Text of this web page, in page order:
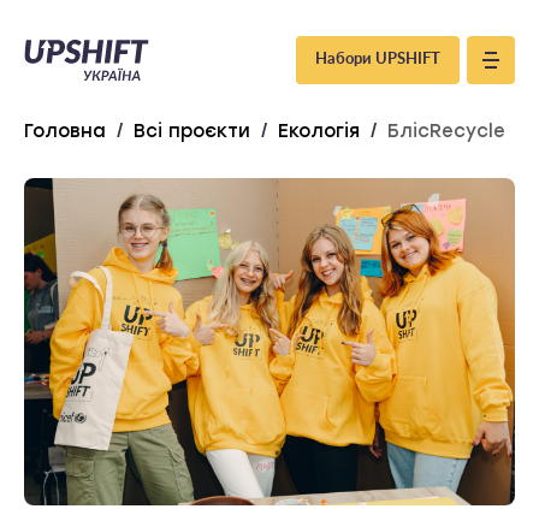
Upshift
–
Україна
Набори UPSHIFT
Головна / Всі проєкти / Екологія / БлісRecycle